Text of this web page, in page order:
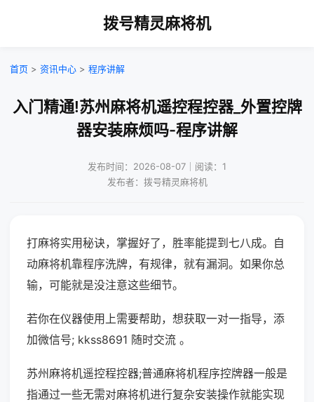
拨号精灵麻将机
首页 > 资讯中心 > 程序讲解
入门精通!苏州麻将机遥控程控器_外置控牌
器安装麻烦吗-程序讲解
发布时间：2026-08-07｜阅读：1
发布者：拨号精灵麻将机
打麻将实用秘诀，掌握好了，胜率能提到七八成。自
动麻将机靠程序洗牌，有规律，就有漏洞。如果你总
输，可能就是没注意这些细节。
若你在仪器使用上需要帮助，想获取一对一指导，添
加微信号; kkss8691 随时交流 。
苏州麻将机遥控程控器;普通麻将机程序控牌器一般是
指通过一些无需对麻将机进行复杂安装操作就能实现